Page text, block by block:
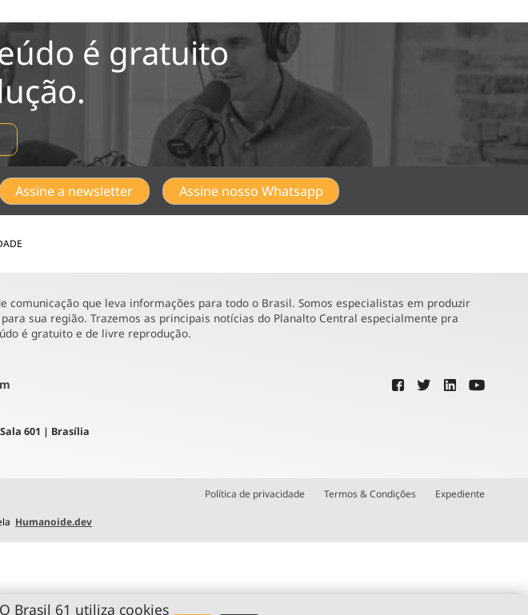
é gratuito
Assine a newsletter Assine nosso Whatsapp
comunicação que leva informações para todo o Brasil. Somos especialistas em produzir
sua região. Trazemos as principais notícias do Planalto Central especialmente pra
é gratuito e de livre reprodução.
601 | Brasília
Política de privacidade Termos & Condições Expediente
Humanoide.dev
O Brasil 61 utiliza cookies